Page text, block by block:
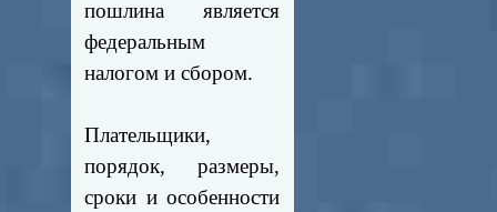
пошлина является
федеральным
налогом и сбором.
Плательщики,
порядок, размеры,
сроки и особенности